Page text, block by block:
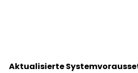
Aktualisierte